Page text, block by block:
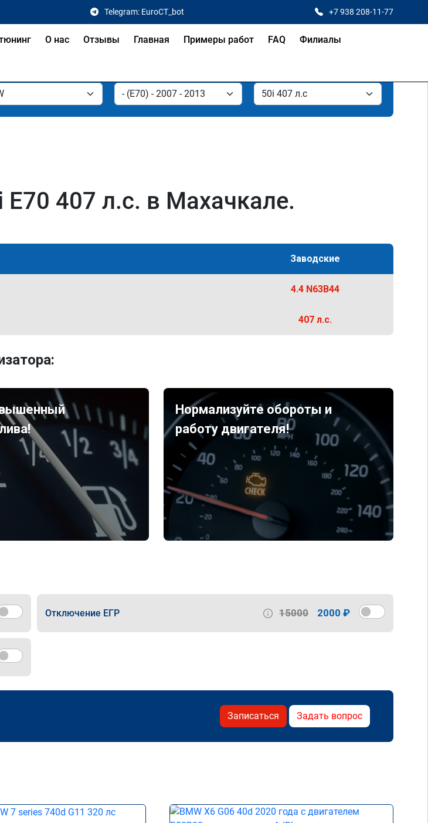
Telegram: EuroCT_bot +7 938 208-11-77
О нас Отзывы Главная Примеры работ FAQ Филиалы
407 л.с. в Махачкале.
Заводские
4.4 N63B44
407 л.с.
Нормализуйте обороты и
работу двигателя!
Отключение ЕГР 15000 2000 ₽
Записаться Задать вопрос